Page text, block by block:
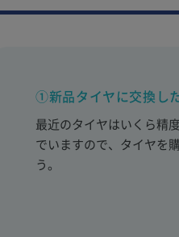
①新品タイヤに交換し
最近のタイヤはいくら精
でいますので、タイヤを
う。